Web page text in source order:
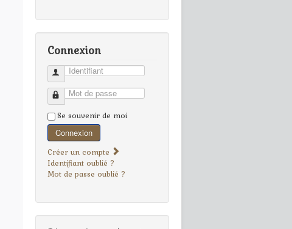
Connexion
Identifiant
Mot de passe
Se souvenir de moi
Connexion
Créer un compte
Identifiant oublié ?
Mot de passe oublié ?